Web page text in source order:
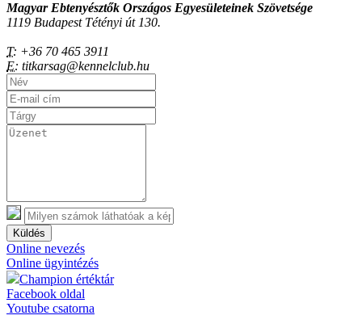
Magyar Ebtenyésztők Országos Egyesületeinek Szövetsége
1119 Budapest Tétényi út 130.
T: +36 70 465 3911
E: titkarsag@kennelclub.hu
Küldés
Online nevezés
Online ügyintézés
Champion értéktár
Facebook oldal
Youtube csatorna